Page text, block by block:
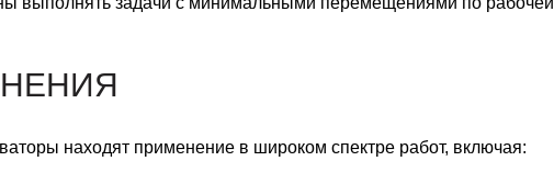
находят применение в широком спектре работ, включая: